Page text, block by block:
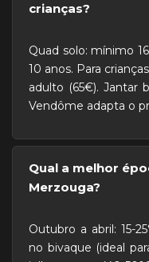
crianças?
Quad solo: mínimo
10 anos. Para
adulto (65€). Jantar
Vendôme adapta o
Qual a melhor
Merzouga?
Outubro a abril: 15-
no bivaque (ideal